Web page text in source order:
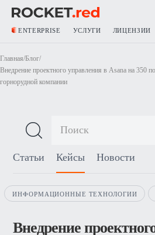
ENTERPRISE УСЛУГИ ЛИЦЕНЗИИ
Блог о продажах
Статьи Кейсы Новости
ИНФОРМАЦИОННЫЕ ТЕХНОЛОГИИ
Внедрение
Главная/Блог/
Внедрение проектного управления в Asana на 350
горнорудной компании